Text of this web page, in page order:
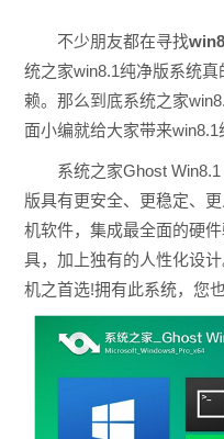
不少朋友都在寻找
统之家win8.1纯净版系统
赖。那么到底系统之家
面小编就给大家带来
系统之家Ghost Win8.1
版具有更安全、更稳定、
机软件，集成最全面的硬
具，加上独有的人性化设
机之首选!拥有此系统，您